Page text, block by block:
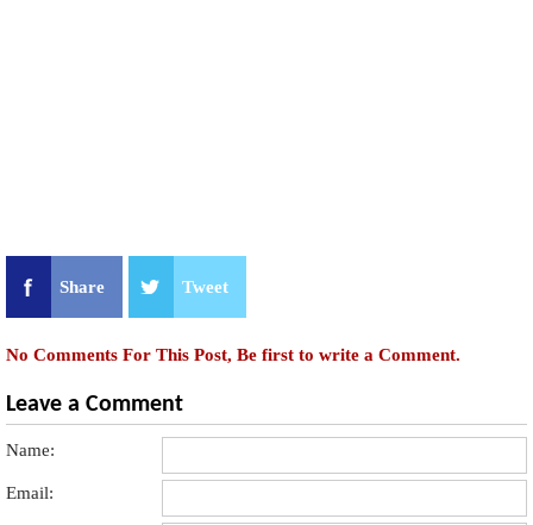
Share Tweet
No Comments For This Post, Be first to write a Comment.
Leave a Comment
Name:
Email: